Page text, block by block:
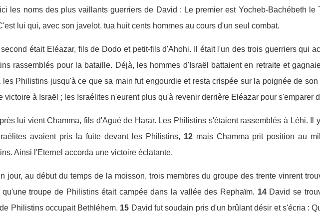
les noms des plus vaillants guerriers de David : Le premier est Yocheb-Bachébeth le
lui qui, avec son javelot, tua huit cents hommes au cours d'un seul combat.
second était Eléazar, fils de Dodo et petit-fils d'Ahohi. Il était l'un des trois guerriers qui
rassemblés pour la bataille. Déjà, les hommes d'Israël battaient en retraite et
les Philistins jusqu'à ce que sa main fut engourdie et resta crispée sur la poignée de
victoire à Israël ; les Israélites n'eurent plus qu'à revenir derrière Eléazar pour s'emparer
lui vient Chamma, fils d'Agué de Harar. Les Philistins s'étaient rassemblés à Léhi. Il
avaient pris la fuite devant les Philistins, 12 mais Chamma prit position au
Ainsi l'Eternel accorda une victoire éclatante.
jour, au début du temps de la moisson, trois membres du groupe des trente vinrent
qu'une troupe de Philistins était campée dans la vallée des Rephaïm. 14 David se
Philistins occupait Bethléhem. 15 David fut soudain pris d'un brûlant désir et s'écria :